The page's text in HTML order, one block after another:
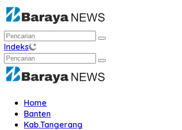
Langsung
ke
konten
Indeks
Home
Banten
Kab.Tangerang